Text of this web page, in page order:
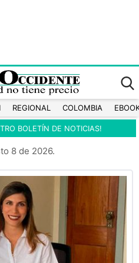
REGIONAL COLOMBIA
BOLETÍN DE NOTICIAS!
8 de 2026.